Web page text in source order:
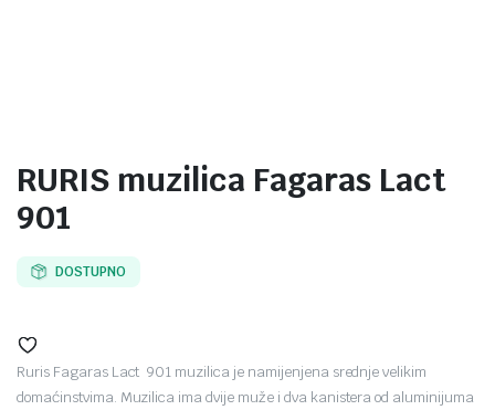
RURIS muzilica Fagaras Lact
901
DOSTUPNO
Ruris Fagaras Lact 901 muzilica je namijenjena srednje velikim
domaćinstvima. Muzilica ima dvije muže i dva kanistera od aluminijuma